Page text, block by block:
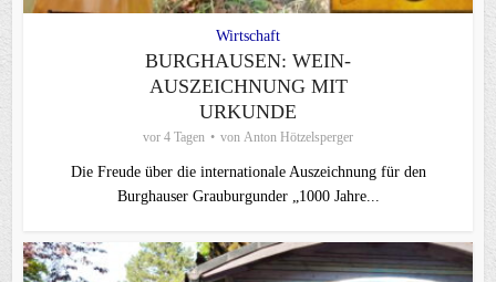
Wirtschaft
BURGHAUSEN: WEIN-
AUSZEICHNUNG MIT
URKUNDE
vor 4 Tagen von Anton Hötzelsperger
Die Freude über die internationale Auszeichnung für den
Burghauser Grauburgunder „1000 Jahre...